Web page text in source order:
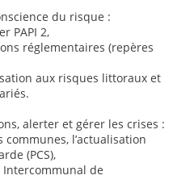
du risque :
PAPI 2,
réglementaires (repères
aux risques littoraux et
alerter et gérer les crises :
l’actualisation
(PCS),
Intercommunal de